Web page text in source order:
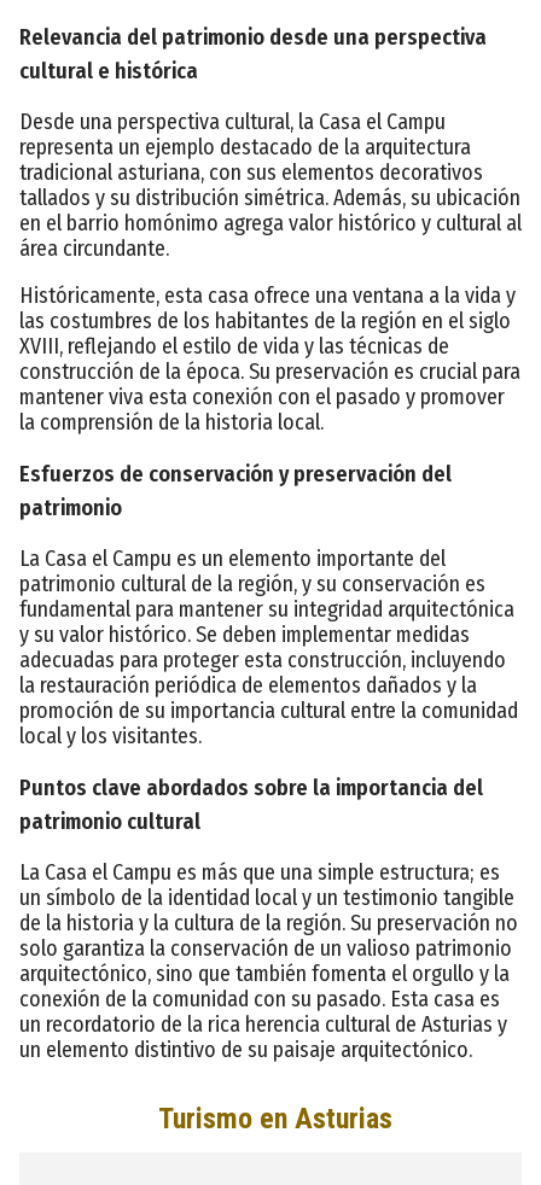
Relevancia del patrimonio desde una perspectiva
cultural e histórica
Desde una perspectiva cultural, la Casa el Campu
representa un ejemplo destacado de la arquitectura
tradicional asturiana, con sus elementos decorativos
tallados y su distribución simétrica. Además, su ubicación
en el barrio homónimo agrega valor histórico y cultural al
área circundante.
Históricamente, esta casa ofrece una ventana a la vida y
las costumbres de los habitantes de la región en el siglo
XVIII, reflejando el estilo de vida y las técnicas de
construcción de la época. Su preservación es crucial para
mantener viva esta conexión con el pasado y promover
la comprensión de la historia local.
Esfuerzos de conservación y preservación del
patrimonio
La Casa el Campu es un elemento importante del
patrimonio cultural de la región, y su conservación es
fundamental para mantener su integridad arquitectónica
y su valor histórico. Se deben implementar medidas
adecuadas para proteger esta construcción, incluyendo
la restauración periódica de elementos dañados y la
promoción de su importancia cultural entre la comunidad
local y los visitantes.
Puntos clave abordados sobre la importancia del
patrimonio cultural
La Casa el Campu es más que una simple estructura; es
un símbolo de la identidad local y un testimonio tangible
de la historia y la cultura de la región. Su preservación no
solo garantiza la conservación de un valioso patrimonio
arquitectónico, sino que también fomenta el orgullo y la
conexión de la comunidad con su pasado. Esta casa es
un recordatorio de la rica herencia cultural de Asturias y
un elemento distintivo de su paisaje arquitectónico.